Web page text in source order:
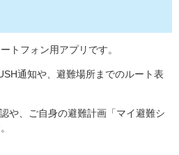
トフォン用アプリです。
通知や、避難場所までのルート表
や、ご自身の避難計画「マイ避難シ